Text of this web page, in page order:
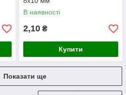
В наявності
2,10 ₴
Купити
Показати ще